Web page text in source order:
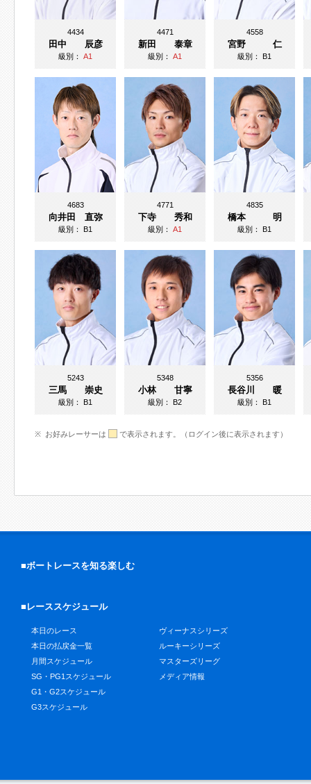
4434
田中 辰彦
級別：A1
4471
新田 泰章
級別：A1
4558
宮野 仁
級別：B1
4683
向井田 直弥
級別：B1
4771
下寺 秀和
級別：A1
4835
橋本 明
級別：B1
5243
三馬 崇史
級別：B1
5348
小林 甘寧
級別：B2
5356
長谷川 暖
級別：B1
お好みレーサーは で表示されます。（ログイン後に表示されます）
■ボートレースを知る楽しむ
■レーススケジュール
本日のレース
本日の払戻金一覧
月間スケジュール
SG・PG1スケジュール
G1・G2スケジュール
G3スケジュール
ヴィーナスシリーズ
ルーキーシリーズ
マスターズリーグ
メディア情報